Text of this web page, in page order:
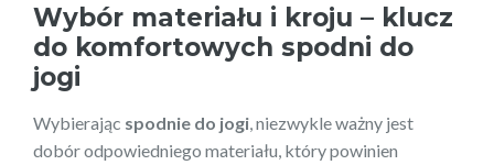
Wybór materiału i kroju – klucz
do komfortowych spodni do
jogi
Wybierając spodnie do jogi , niezwykle ważny jest
dobór odpowiedniego materiału, który powinien